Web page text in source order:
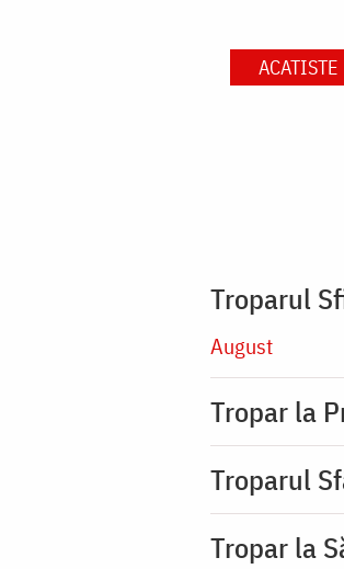
ACATISTE
Troparul
August
Tropar la
Troparul
Tropar la